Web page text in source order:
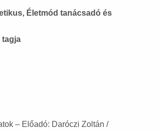
Életmód tanácsadó és
tagja
– Előadó: Daróczi Zoltán /